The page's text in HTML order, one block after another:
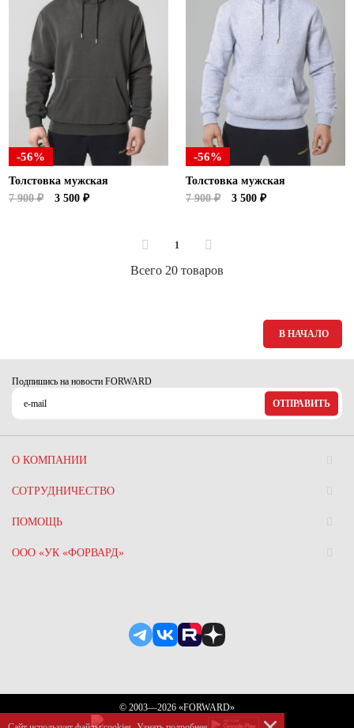
-56%
Толстовка мужская
7 900 ₽
3 500 ₽
-56%
Толстовка мужская
7 900 ₽
3 500 ₽
1
Всего 20 товаров
В НАЧАЛО
Подпишись на новости FORWARD
ОТПРАВИТЬ
О КОМПАНИИ
СОТРУДНИЧЕСТВО
ПОМОЩЬ
ООО «УК «ФОРВАРД»
© 2003—2026 «FORWARD»